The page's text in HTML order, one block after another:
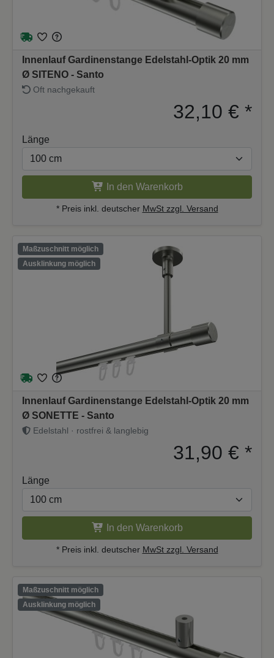
Innenlauf Gardinenstange Edelstahl-Optik 20 mm
Ø SITENO - Santo
Oft nachgekauft
32,10 € *
Länge
In den Warenkorb
* Preis inkl. deutscher MwSt zzgl. Versand
Maßzuschnitt möglich
Ausklinkung möglich
Innenlauf Gardinenstange Edelstahl-Optik 20 mm
Ø SONETTE - Santo
Edelstahl · rostfrei & langlebig
31,90 € *
Länge
In den Warenkorb
* Preis inkl. deutscher MwSt zzgl. Versand
Maßzuschnitt möglich
Ausklinkung möglich